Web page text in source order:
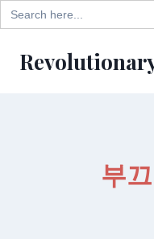
Search
for:
부